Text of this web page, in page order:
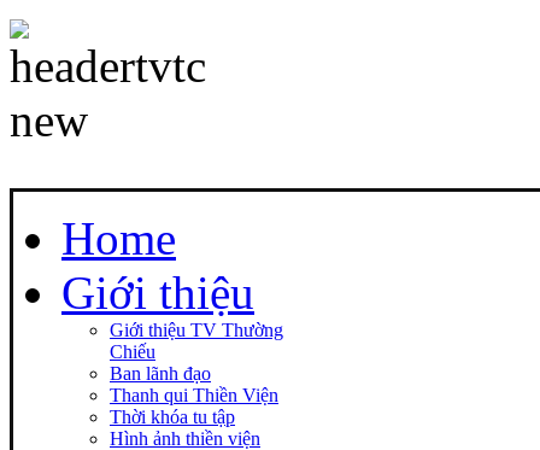
Home
Giới thiệu
Giới thiệu TV Thường
Chiếu
Ban lãnh đạo
Thanh qui Thiền Viện
Thời khóa tu tập
Hình ảnh thiền viện